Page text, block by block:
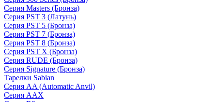
Серия Masters (Бронза)
Серия PST 3 (Латунь)
Серия PST 5 (Бронза)
Серия PST 7 (Бронза)
Серия PST 8 (Бронза)
Серия PST X (Бронза)
Серия RUDE (Бронза)
Серия Signature (Бронза)
Тарелки Sabian
Серия AA (Automatic Anvil)
Серия AAX